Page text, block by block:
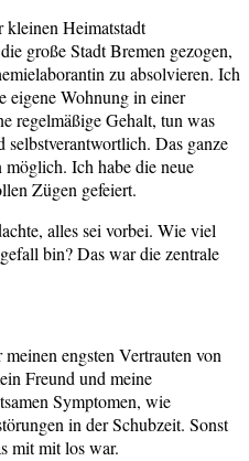
kleinen Heimatstadt
große Stadt Bremen gezogen,
zu absolvieren. Ich
eigene Wohnung in einer
regelmäßige Gehalt, tun was
Das ganze
Ich habe die neue
Zügen gefeiert.
alles sei vorbei. Wie viel
bin? Das war die zentrale
engsten Vertrauten von
Freund und meine
Symptomen, wie
in der Schubzeit. Sonst
mit mit los war.